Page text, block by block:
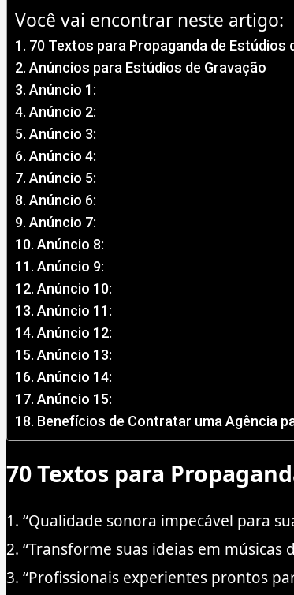
Você vai encontrar neste artigo:
70 Textos para Propaganda de Estúdios
Anúncios para Estúdios de Gravação
Anúncio 1:
Anúncio 2:
Anúncio 3:
Anúncio 4:
Anúncio 5:
Anúncio 6:
Anúncio 7:
Anúncio 8:
Anúncio 9:
Anúncio 10:
Anúncio 11:
Anúncio 12:
Anúncio 13:
Anúncio 14:
Anúncio 15:
Benefícios de Contratar uma Agência
70 Textos para
1. “Qualidade sonora impecável para
2. “Transforme suas ideias em músicas
3. “Profissionais experientes prontos